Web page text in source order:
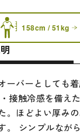
158cm / 51kg
ーバーとしても
接触冷感を備え
。ほどよい厚み
。 シンプルなが